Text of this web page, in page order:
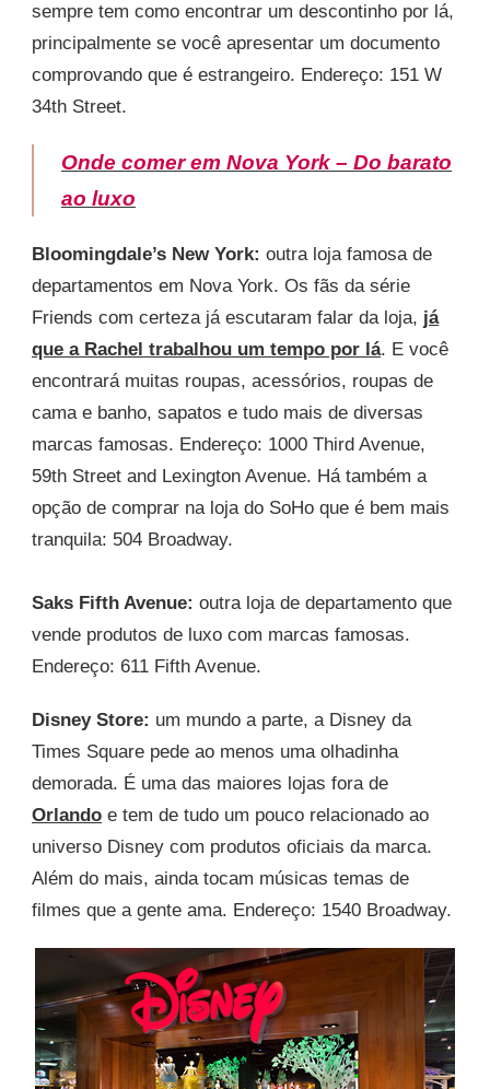
sempre tem como encontrar um descontinho por lá,
principalmente se você apresentar um documento
comprovando que é estrangeiro. Endereço: 151 W
34th Street.
Onde comer em Nova York – Do barato
ao luxo
Bloomingdale’s New York: outra loja famosa de
departamentos em Nova York. Os fãs da série
Friends com certeza já escutaram falar da loja, já
que a Rachel trabalhou um tempo por lá. E você
encontrará muitas roupas, acessórios, roupas de
cama e banho, sapatos e tudo mais de diversas
marcas famosas. Endereço: 1000 Third Avenue,
59th Street and Lexington Avenue. Há também a
opção de comprar na loja do SoHo que é bem mais
tranquila: 504 Broadway.
Saks Fifth Avenue: outra loja de departamento que
vende produtos de luxo com marcas famosas.
Endereço: 611 Fifth Avenue.
Disney Store: um mundo a parte, a Disney da
Times Square pede ao menos uma olhadinha
demorada. É uma das maiores lojas fora de
Orlando e tem de tudo um pouco relacionado ao
universo Disney com produtos oficiais da marca.
Além do mais, ainda tocam músicas temas de
filmes que a gente ama. Endereço: 1540 Broadway.